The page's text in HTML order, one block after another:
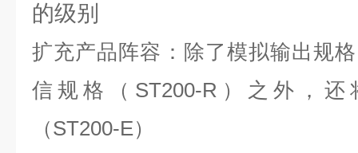
的级别
扩充产品阵容：除了模拟输出规
信规格（ST200-R）之外，还
（ST200-E）